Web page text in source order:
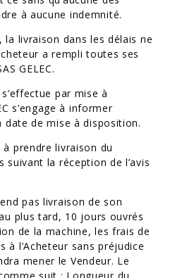
à aucune indemnité.
la livraison dans les délais ne
a rempli toutes ses
GELEC.
par mise à
s’engage à informer
date de mise à disposition.
à prendre livraison du
la réception de l’avis
pas livraison de son
plus tard, 10 jours ouvrés
de la machine, les frais de
à l’Acheteur sans préjudice
mener le Vendeur. Le